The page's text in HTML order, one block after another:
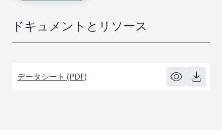
ドキュメントとリソース
データシート (PDF)